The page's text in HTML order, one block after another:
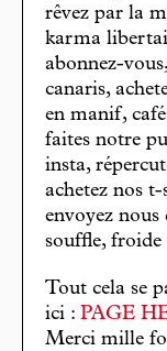
rêvez par la
karma
abonnez-
canaris,
en manif,
faites notre
insta,
achetez nos
envoyez nous
souffle, froide
Tout cela se
ici : PAGE
Merci mille